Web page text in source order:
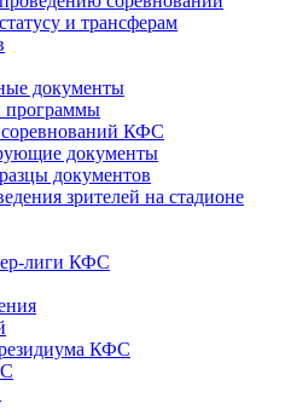
и трансферам
документы
программы
КФС
документы
документов
зрителей на стадионе
лиги КФС
КФС